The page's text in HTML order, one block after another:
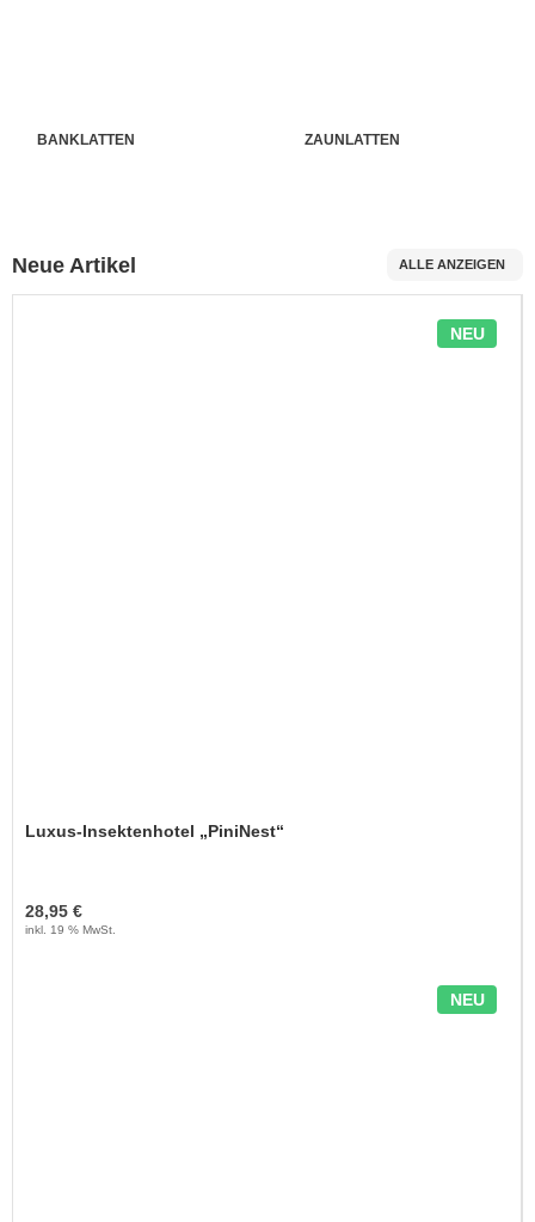
BANKLATTEN ZAUNLATTEN
Neue Artikel ALLE ANZEIGEN
NEU
Luxus-Insektenhotel „PiniNest“
28,95 €
inkl. 19 % MwSt.
NEU